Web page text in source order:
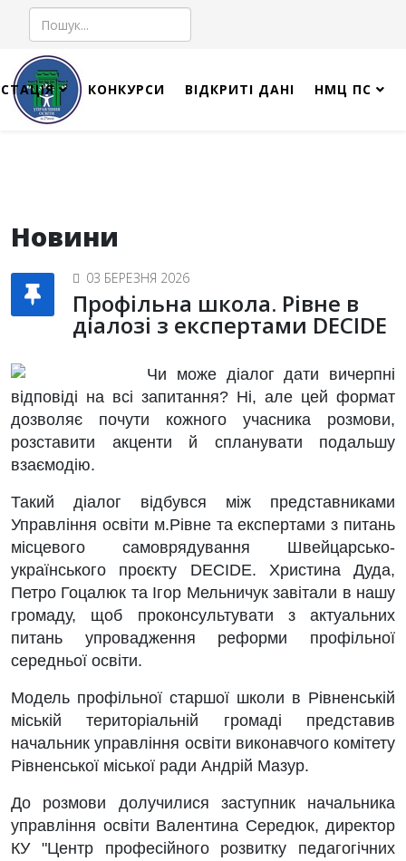
Пошук
КОНКУРСИ ВІДКРИТІ ДАНІ НМЦ ПС
Новини
03 БЕРЕЗНЯ 2026
Профільна школа. Рівне в
діалозі з експертами DECIDE
Чи може діалог дати вичерпні
відповіді на всі запитання? Ні, але цей формат
дозволяє почути кожного учасника розмови,
розставити акценти й спланувати подальшу
взаємодію.
Такий діалог відбувся між представниками
Управління освіти м.Рівне та експертами з питань
місцевого самоврядування Швейцарсько-
українського проєкту DECIDE. Христина Дуда,
Петро Гоцалюк та Ігор Мельничук завітали в нашу
громаду, щоб проконсультувати з актуальних
питань упровадження реформи профільної
середньої освіти.
Модель профільної старшої школи в Рівненській
міській територіальній громаді представив
начальник управління освіти виконавчого комітету
Рівненської міської ради Андрій Мазур.
До розмови долучилися заступник начальника
управління освіти Валентина Середюк, директор
КУ "Центр професійного розвитку педагогічних